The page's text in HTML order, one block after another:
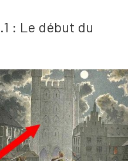
: Le début du